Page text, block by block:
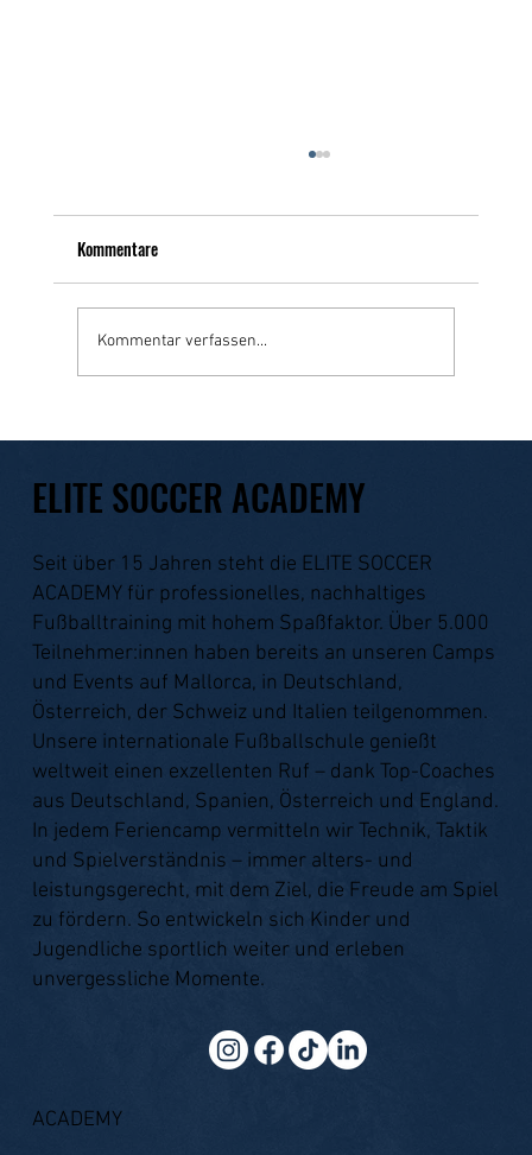
Kommentare
Kommentar verfassen...
ELITE SOCCER ACADEMY
Seit über 15 Jahren steht die ELITE SOCCER
ACADEMY für professionelles, nachhaltiges
Fußballtraining mit hohem Spaßfaktor. Über 5.000
Teilnehmer:innen haben bereits an unseren Camps
und Events auf Mallorca, in Deutschland,
Österreich, der Schweiz und Italien teilgenommen.
Unsere internationale Fußballschule genießt
weltweit einen exzellenten Ruf – dank Top-Coaches
aus Deutschland, Spanien, Österreich und England.
In jedem Feriencamp vermitteln wir Technik, Taktik
und Spielverständnis – immer alters- und
leistungsgerecht, mit dem Ziel, die Freude am Spiel
zu fördern. So entwickeln sich Kinder und
Jugendliche sportlich weiter und erleben
unvergessliche Momente.
ACADEMY